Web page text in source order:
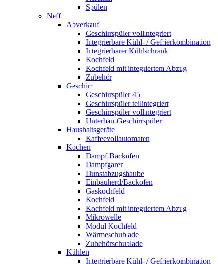
Spülen
Neff
Abverkauf
Geschirrspüler vollintegriert
Integrierbare Kühl- / Gefrierkombination
Integrierbarer Kühlschrank
Kochfeld
Kochfeld mit integriertem Abzug
Zubehör
Geschirr
Geschirrspüler 45
Geschirrspüler teilintegriert
Geschirrspüler vollintegriert
Unterbau-Geschirrspüler
Haushaltsgeräte
Kaffeevollautomaten
Kochen
Dampf-Backofen
Dampfgarer
Dunstabzugshaube
Einbauherd/Backofen
Gaskochfeld
Kochfeld
Kochfeld mit integriertem Abzug
Mikrowelle
Modul Kochfeld
Wärmeschublade
Zubehörschublade
Kühlen
Integrierbare Kühl- / Gefrierkombination